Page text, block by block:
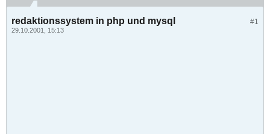
#1
redaktionssystem in php und mysql
29.10.2001, 15:13